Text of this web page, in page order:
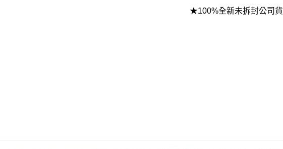
★100%全新未拆封公司貨